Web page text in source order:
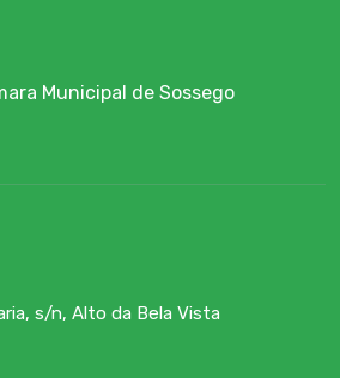
Municipal de Sossego
s/n, Alto da Bela Vista